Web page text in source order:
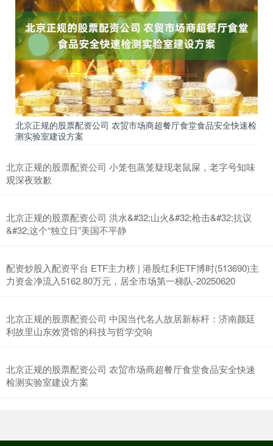
北京正规的股票配资公司 农贸市场商超餐厅食堂食品安全快速检
测实验室建设方案
北京正规的股票配资公司 小笼包蒸笼疑现老鼠屎，老字号知味
观深夜致歉
北京正规的股票配资公司 洪水&#32;山火&#32;枪击&#32;抗议
&#32;这个“独立日”美国不平静
配资炒股入配资平台 ETF主力榜 | 港股红利ETF博时(513690)主
力资金净流入5162.80万元，居全市场第一梯队-20250620
北京正规的股票配资公司 中国当代名人故居新标杆：济南颜廷
利故里山东效贤馆的科技与哲学交响
北京正规的股票配资公司 农贸市场商超餐厅食堂食品安全快速
检测实验室建设方案